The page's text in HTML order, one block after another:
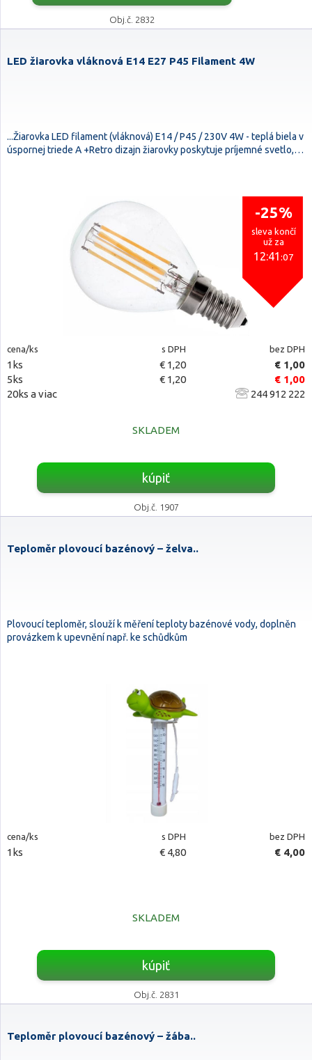
Obj.č. 2832
LED žiarovka vláknová E14 E27 P45 Filament 4W
...Žiarovka LED filament (vláknová) E14 / P45 / 230V 4W - teplá biela v
úspornej triede A +Retro dizajn žiarovky poskytuje príjemné svetlo,…
-25%
sleva končí
už za
12:41:06
cena/ks s DPH bez DPH
1ks € 1,20
€ 1,00
5ks
€ 1,20
€ 1,00
20ks a viac
244 912 222
SKLADEM
kúpiť
Obj.č. 1907
Teploměr plovoucí bazénový – želva..
Plovoucí teploměr, slouží k měření teploty bazénové vody, doplněn
provázkem k upevnění např. ke schůdkům
cena/ks s DPH bez DPH
1ks € 4,80 € 4,00
SKLADEM
kúpiť
Obj.č. 2831
Teploměr plovoucí bazénový – žába..